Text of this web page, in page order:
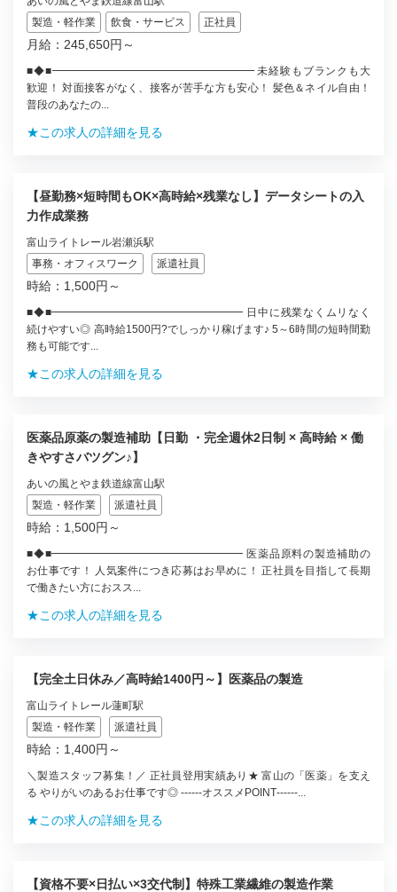
製造・軽作業
飲食・サービス 正社員
月給：245,650円～
■◆■━━━━━━━━━━━━━━━━━━━ 未経験もブランクも大
歓迎！ 対面接客がなく、接客が苦手な方も安心！ 髪色＆ネイル自由！
普段のあなたの...
★この求人の詳細を見る
【昼勤務×短時間もOK×高時給×残業なし】データシートの入
力作成業務
富山ライトレール岩瀬浜駅
事務・オフィスワーク
派遣社員
時給：1,500円～
■◆■━━━━━━━━━━━━━━━━━━ 日中に残業なくムリなく
続けやすい◎ 高時給1500円?でしっかり稼げます♪ 5～6時間の短時間勤
務も可能です...
★この求人の詳細を見る
医薬品原薬の製造補助【日勤 ・完全週休2日制 × 高時給 × 働
きやすさバツグン♪】
あいの風とやま鉄道線富山駅
製造・軽作業
派遣社員
時給：1,500円～
■◆■━━━━━━━━━━━━━━━━━━ 医薬品原料の製造補助の
お仕事です！ 人気案件につき応募はお早めに！ 正社員を目指して長期
で働きたい方におスス...
★この求人の詳細を見る
【完全土日休み／高時給1400円～】医薬品の製造
富山ライトレール蓮町駅
製造・軽作業
派遣社員
時給：1,400円～
＼製造スタッフ募集！／ 正社員登用実績あり★ 富山の「医薬」を支え
る やりがいのあるお仕事です◎ ‐‐‐‐‐‐オススメPOINT‐‐‐‐‐‐...
★この求人の詳細を見る
【資格不要×日払い×3交代制】特殊工業繊維の製造作業